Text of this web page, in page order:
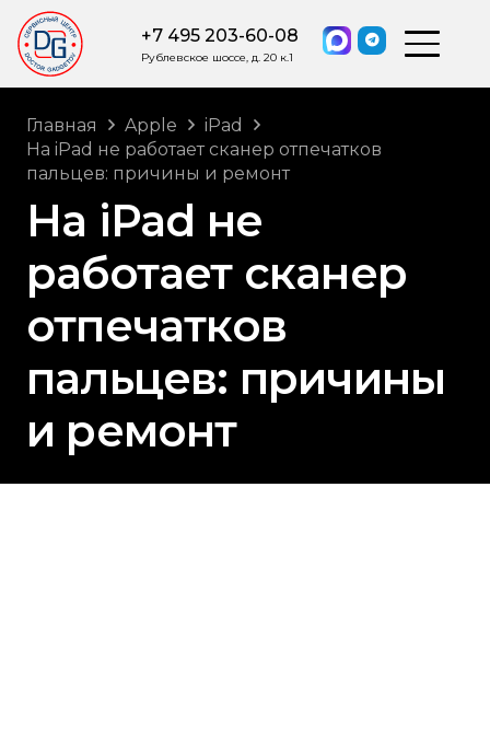
+7 495 203-60-08
Рублевское шоссе, д. 20 к.1
Главная Apple
iPad
На iPad не работает сканер отпечатков
пальцев: причины и ремонт
На iPad не
работает сканер
отпечатков
пальцев: причины
и ремонт